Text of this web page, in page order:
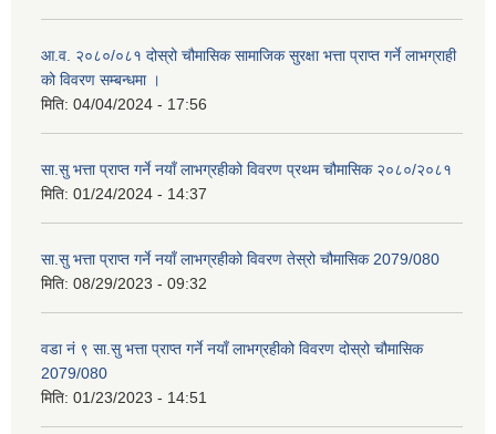
आ.व. २०८०/०८१ दोस्रो चौमासिक सामाजिक सुरक्षा भत्ता प्राप्त गर्ने लाभग्राही
को विवरण सम्बन्धमा ।
मिति: 04/04/2024 - 17:56
सा.सु भत्ता प्राप्त गर्ने नयाँ लाभग्रहीको विवरण प्रथम चौमासिक २०८०/२०८१
मिति: 01/24/2024 - 14:37
सा.सु भत्ता प्राप्त गर्ने नयाँ लाभग्रहीको विवरण तेस्रो चौमासिक 2079/080
मिति: 08/29/2023 - 09:32
वडा नं ९ सा.सु भत्ता प्राप्त गर्ने नयाँ लाभग्रहीको विवरण दोस्रो चौमासिक
2079/080
मिति: 01/23/2023 - 14:51